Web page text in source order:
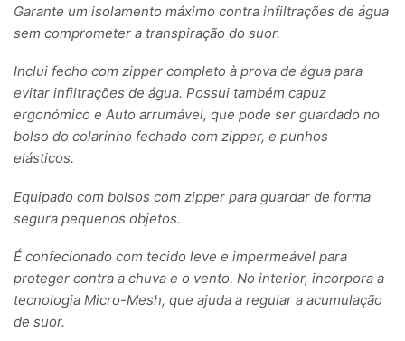
Garante um isolamento máximo contra infiltrações de água
sem comprometer a transpiração do suor.
Inclui fecho com zipper completo à prova de água para
evitar infiltrações de água. Possui também capuz
ergonómico e Auto arrumável, que pode ser guardado no
bolso do colarinho fechado com zipper, e punhos
elásticos.
Equipado com bolsos com zipper para guardar de forma
segura pequenos objetos.
É confecionado com tecido leve e impermeável para
proteger contra a chuva e o vento. No interior, incorpora a
tecnologia Micro-Mesh, que ajuda a regular a acumulação
de suor.